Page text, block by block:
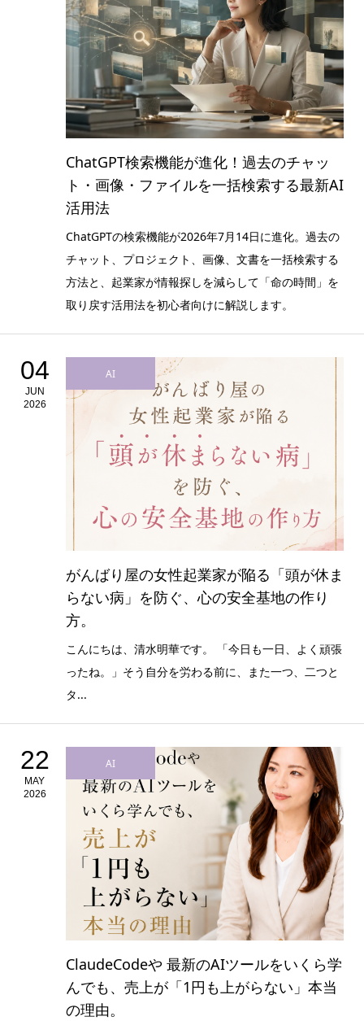
ChatGPT検索機能が進化！過去のチャッ
ト・画像・ファイルを一括検索する最新AI
活用法
ChatGPTの検索機能が2026年7月14日に進化。過去の
チャット、プロジェクト、画像、文書を一括検索する
方法と、起業家が情報探しを減らして「命の時間」を
取り戻す活用法を初心者向けに解説します。
04
JUN
2026
AI
がんばり屋の女性起業家が陥る「頭が休ま
らない病」を防ぐ、心の安全基地の作り
方。
こんにちは、清水明華です。 「今日も一日、よく頑張
ったね。」そう自分を労わる前に、また一つ、二つと
タ...
22
MAY
2026
AI
ClaudeCodeや 最新のAIツールをいくら学
んでも、売上が「1円も上がらない」本当
の理由。